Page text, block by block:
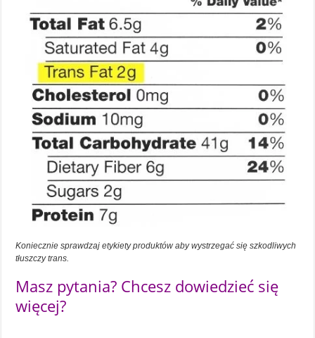
Koniecznie sprawdzaj etykiety produktów aby wystrzegać się szkodliwych
tłuszczy trans.
Masz pytania? Chcesz dowiedzieć się
więcej?